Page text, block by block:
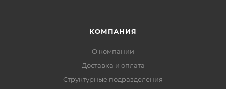
КОМПАНИЯ
О компании
Доставка и оплата
Структурные подразделения